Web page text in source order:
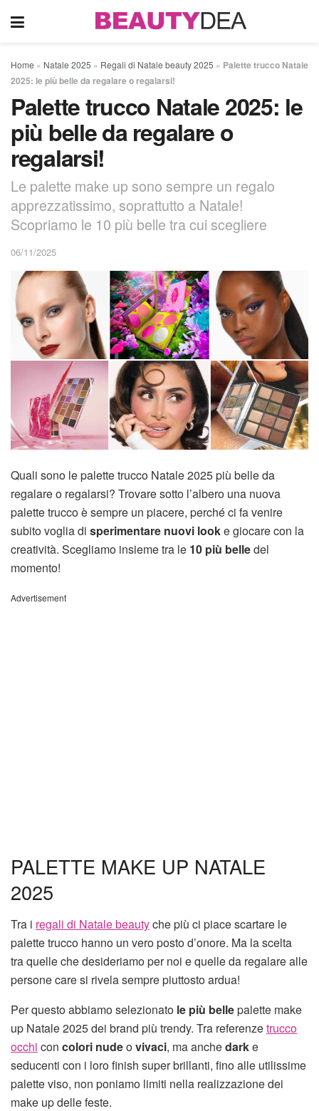
Home » Natale 2025 » Regali di Natale beauty 2025 » Palette trucco Natale
2025: le più belle da regalare o regalarsi!
Palette trucco Natale 2025: le
più belle da regalare o
regalarsi!
Le palette make up sono sempre un regalo
apprezzatissimo, soprattutto a Natale!
Scopriamo le 10 più belle tra cui scegliere
06/11/2025
Quali sono le palette trucco Natale 2025 più belle da
regalare o regalarsi? Trovare sotto l’albero una nuova
palette trucco è sempre un piacere, perché ci fa venire
subito voglia di sperimentare nuovi looke giocare con la
creatività. Scegliamo insieme tra le 10 più belledel
momento!
Advertisement
PALETTE MAKE UP NATALE
2025
Tra i regali di Natale beautyche più ci piace scartare le
palette trucco hanno un vero posto d’onore. Ma la scelta
tra quelle che desideriamo per noi e quelle da regalare alle
persone care si rivela sempre piuttosto ardua!
Per questo abbiamo selezionato le più bellepalette make
up Natale 2025 dei brand più trendy. Tra referenzetrucco
occhi con colori nudeovivaci, ma anchedarke
seducenti con i loro finish super brillanti, fino alle utilissime
palette viso, non poniamo limiti nella realizzazione dei
make up delle feste.